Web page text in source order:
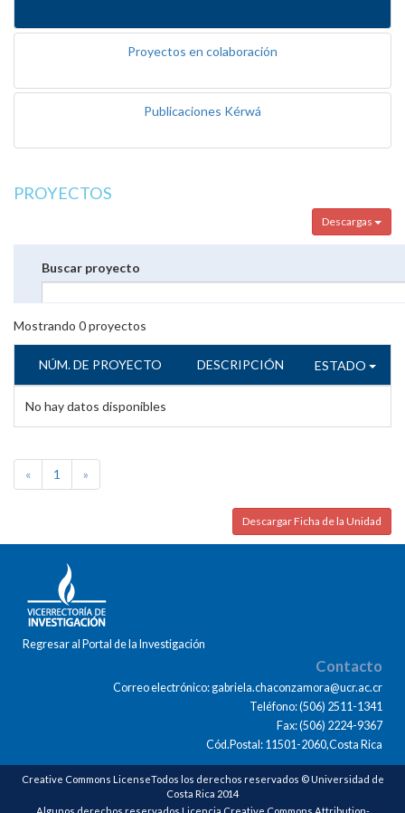
Proyectos en colaboración
Publicaciones Kérwá
PROYECTOS
Descargas
Buscar proyecto
Mostrando 0proyectos
NÚM. DE PROYECTO DESCRIPCIÓN ESTADO
No hay datos disponibles
« 1 »
Descargar Ficha de la Unidad
Regresar al Portal de la Investigación
Contacto
Correo electrónico: gabriela.chaconzamora@ucr.ac.cr
Teléfono: (506) 2511-1341
Fax: (506) 2224-9367
Cód.Postal: 11501-2060,Costa Rica
Creative Commons LicenseTodos los derechos reservados © Universidad de
Costa Rica 2014